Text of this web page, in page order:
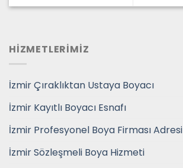
HİZMETLERİMİZ
İzmir Çıraklıktan Ustaya Boyacı
İzmir Kayıtlı Boyacı Esnafı
İzmir Profesyonel Boya Firması Adresi
İzmir Sözleşmeli Boya Hizmeti